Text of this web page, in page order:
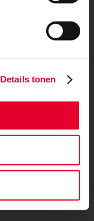
Details tonen